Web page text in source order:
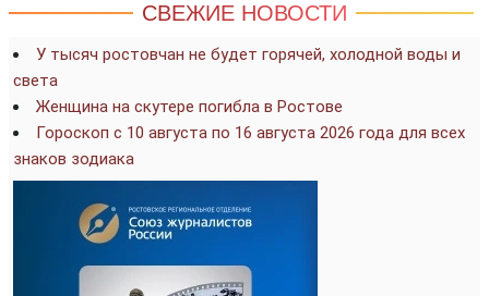
СВЕЖИЕ НОВОСТИ
У тысяч ростовчан не будет горячей, холодной воды и
света
Женщина на скутере погибла в Ростове
Гороскоп с 10 августа по 16 августа 2026 года для всех
знаков зодиака